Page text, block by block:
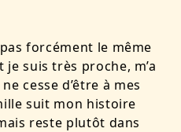
forcément le même
suis très proche, m’a
cesse d’être à mes
suit mon histoire
reste plutôt dans